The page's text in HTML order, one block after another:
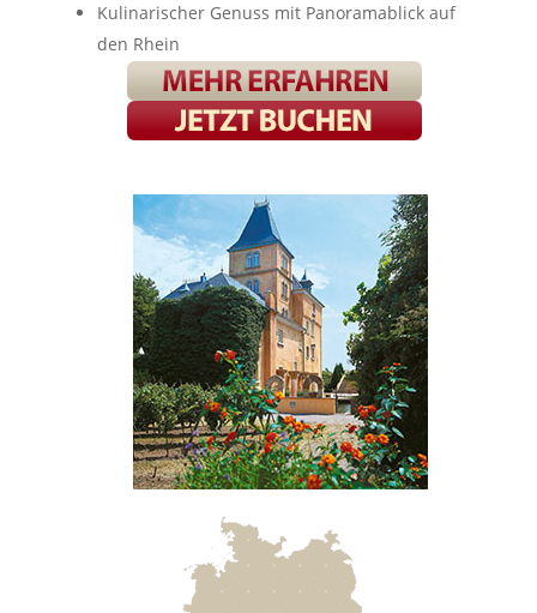
Kulinarischer Genuss mit Panoramablick auf
den Rhein